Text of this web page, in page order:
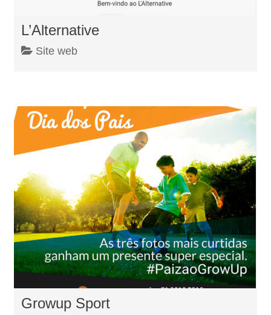
L’Alternative
Site web
Growup Sport